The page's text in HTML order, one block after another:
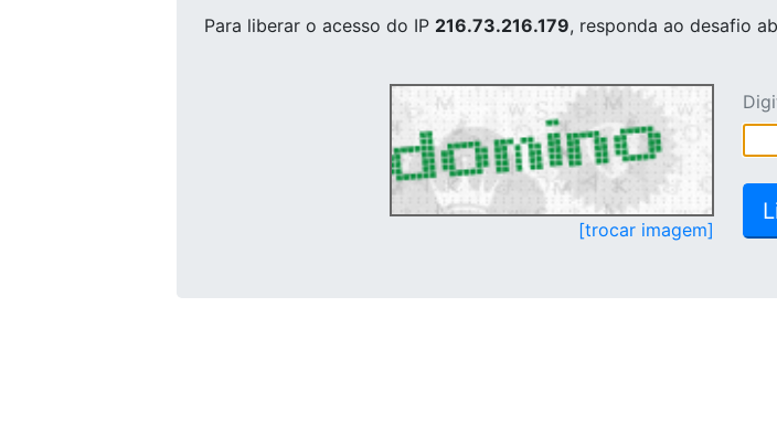
Para liberar o acesso do IP 216.73.216.179, responda ao desafio
[trocar imagem]